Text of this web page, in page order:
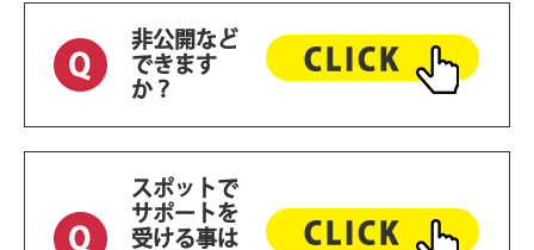
非公開など
できます
か？
スポットで
サポートを
受ける事は